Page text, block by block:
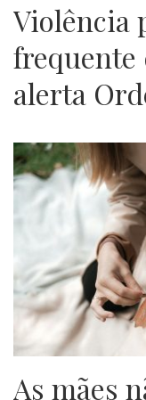
Violência
frequente
alerta
As mães